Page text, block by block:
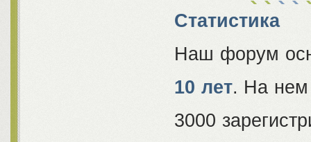
Статистика
Наш форум
10 лет. На нем
3000